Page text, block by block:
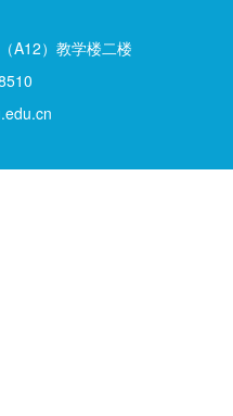
A12）教学楼二楼